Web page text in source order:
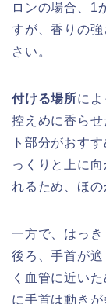
ロンの場合、1
すが、香りの
さい。
付ける場所によ
控えめに香ら
ト部分がおす
っくりと上に
れるため、ほの
一方で、はっ
後ろ、手首が
く血管に近い
に手首は動き